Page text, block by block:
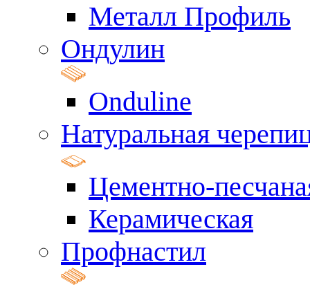
Металл Профиль
Ондулин
Onduline
Натуральная
Цементно-
Керамическая
Профнастил